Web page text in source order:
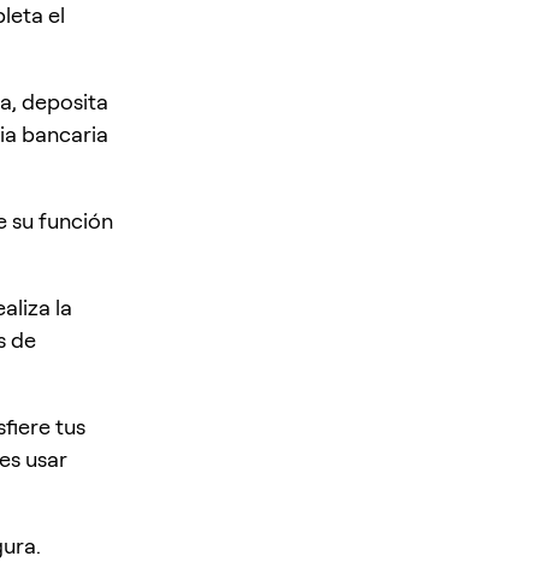
el
deposita
bancaria
su función
la
de
tus
usar